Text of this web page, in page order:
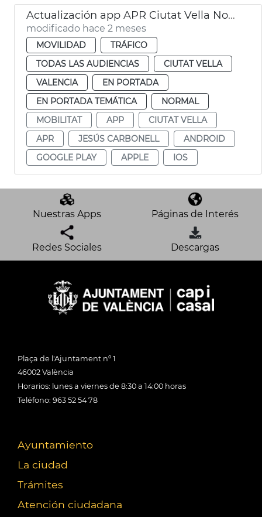
Actualización app APR Ciutat Vella Norte València
modificado hace 2 meses
MOVILIDAD
TRÁFICO
TODAS LAS AUDIENCIAS
CIUTAT VELLA
VALENCIA
EN PORTADA
EN PORTADA TEMÁTICA
NORMAL
MOBILITAT
APP
CIUTAT VELLA
APR
JESÚS CARBONELL
ANDROID
GOOGLE PLAY
APPLE IOS
Nuestras Apps Páginas de Interés
Redes Sociales Descargas
Plaça de l'Ajuntament nº 1
46002 València
Horarios: lunes a viernes de 8:30 a 14:00 horas
Teléfono: 963 52 54 78
Ayuntamiento
La ciudad
Trámites
Atención ciudadana